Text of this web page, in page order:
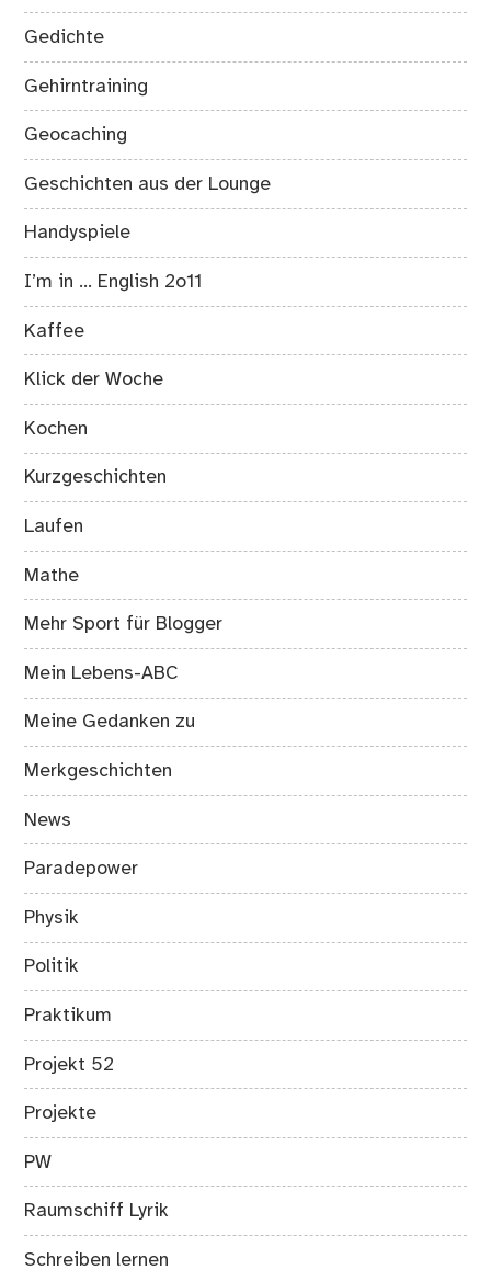
Gedichte
Gehirntraining
Geocaching
Geschichten aus der Lounge
Handyspiele
I’m in … English 2o11
Kaffee
Klick der Woche
Kochen
Kurzgeschichten
Laufen
Mathe
Mehr Sport für Blogger
Mein Lebens-ABC
Meine Gedanken zu
Merkgeschichten
News
Paradepower
Physik
Politik
Praktikum
Projekt 52
Projekte
PW
Raumschiff Lyrik
Schreiben lernen